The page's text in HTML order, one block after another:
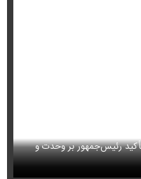
رئیس‌جمهور بر وحدت و